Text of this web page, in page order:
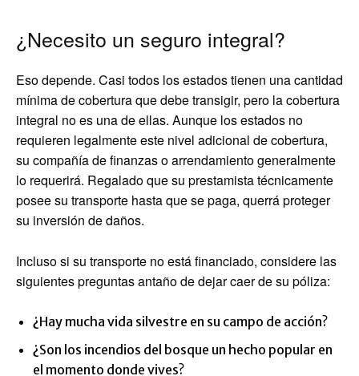
¿Necesito un seguro integral?
Eso depende. Casi todos los estados tienen una cantidad
mínima de cobertura que debe transigir, pero la cobertura
integral no es una de ellas. Aunque los estados no
requieren legalmente este nivel adicional de cobertura,
su compañía de finanzas o arrendamiento generalmente
lo requerirá. Regalado que su prestamista técnicamente
posee su transporte hasta que se paga, querrá proteger
su inversión de daños.
Incluso si su transporte no está financiado, considere las
siguientes preguntas antaño de dejar caer de su póliza:
¿Hay mucha vida silvestre en su campo de acción?
¿Son los incendios del bosque un hecho popular en
el momento donde vives?